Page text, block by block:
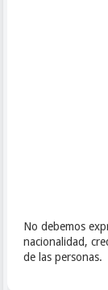
No debemos
nacionalidad,
de las personas.